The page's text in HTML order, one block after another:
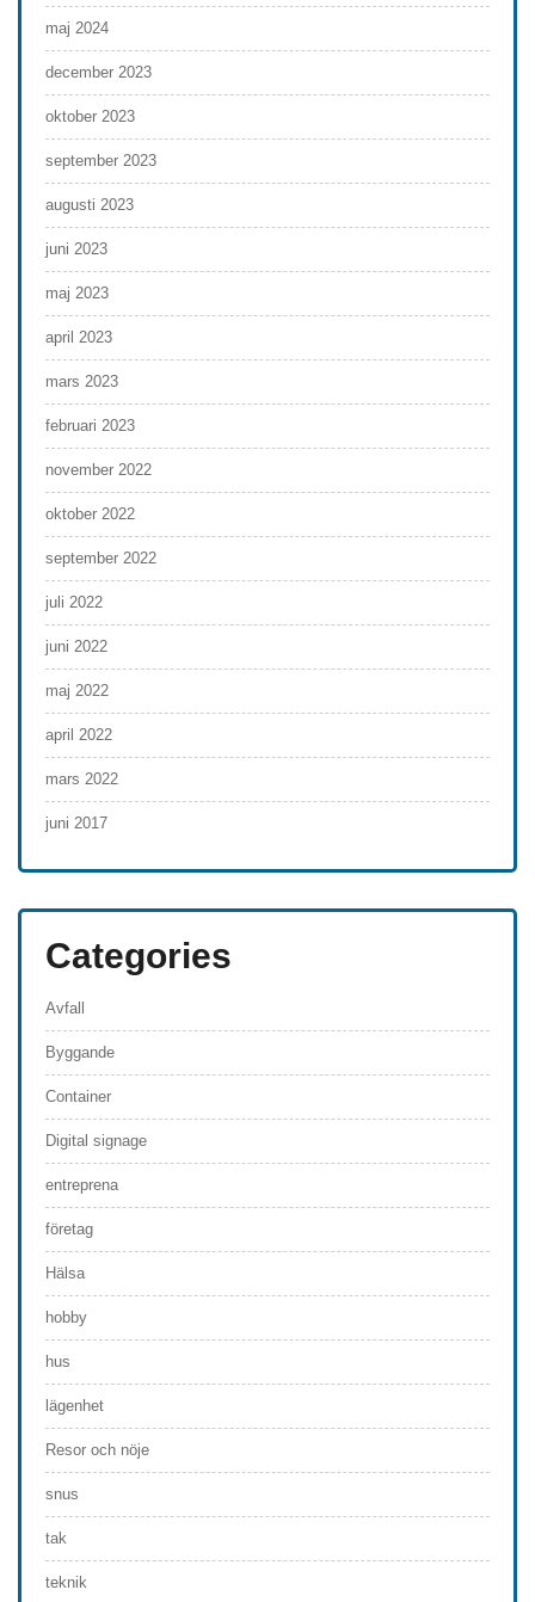
maj 2024
december 2023
oktober 2023
september 2023
augusti 2023
juni 2023
maj 2023
april 2023
mars 2023
februari 2023
november 2022
oktober 2022
september 2022
juli 2022
juni 2022
maj 2022
april 2022
mars 2022
juni 2017
Categories
Avfall
Byggande
Container
Digital signage
entreprena
företag
Hälsa
hobby
hus
lägenhet
Resor och nöje
snus
tak
teknik